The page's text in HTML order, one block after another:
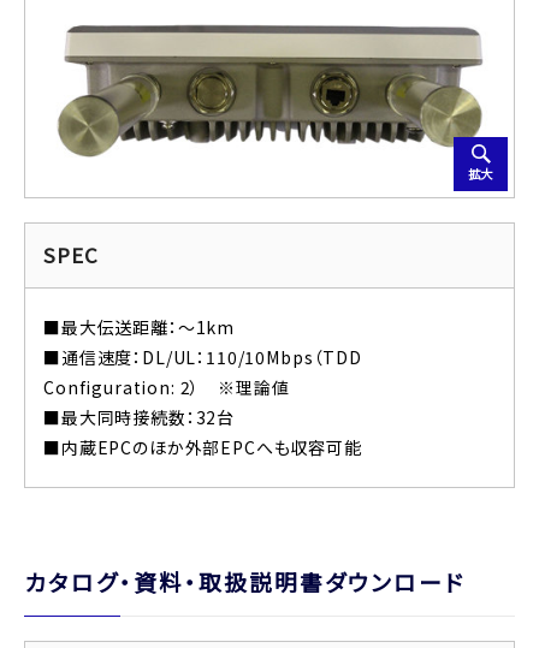
拡大
SPEC
■最大伝送距離：～1km
■通信速度：DL/UL：110/10Mbps（TDD
Configuration: 2） ※理論値
■最大同時接続数：32台
■内蔵EPCのほか外部EPCへも収容可能
カタログ・資料・取扱説明書ダウンロード